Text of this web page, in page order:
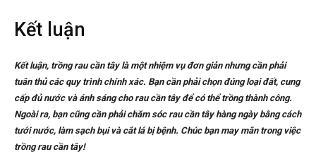
Kết luận
Kết luận, trồng rau cần tây là một nhiệm vụ đơn giản nhưng cần phải
tuân thủ các quy trình chính xác. Bạn cần phải chọn đúng loại đất, cung
cấp đủ nước và ánh sáng cho rau cần tây để có thể trồng thành công.
Ngoài ra, bạn cũng cần phải chăm sóc rau cần tây hàng ngày bằng cách
tưới nước, làm sạch bụi và cắt lá bị bệnh. Chúc bạn may mắn trong việc
trồng rau cần tây!